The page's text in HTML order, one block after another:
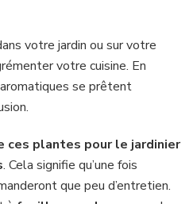
votre jardin ou sur votre
votre cuisine. En
se prêtent
ces plantes pour le jardinier
. Cela signifie qu’une fois
que peu d’entretien.